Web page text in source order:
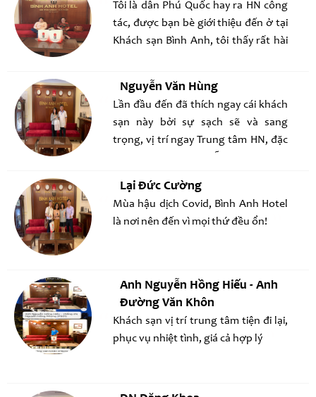
Tôi là dân Phú Quốc hay ra HN công
tác, được bạn bè giới thiệu đến ở tại
Khách sạn Bình Anh, tôi thấy rất hài
Nguyễn Văn Hùng
Lần đầu đến đã thích ngay cái khách
sạn này bởi sự sạch sẽ và sang
trọng, vị trí ngay Trung tâm HN, đặc
Lại Đức Cường
Mùa hậu dịch Covid, Bình Anh Hotel
là nơi nên đến vì mọi thứ đều ổn!
Anh Nguyễn Hồng Hiếu - Anh
Đường Văn Khôn
Khách sạn vị trí trung tâm tiện đi lại,
phục vụ nhiệt tình, giá cả hợp lý